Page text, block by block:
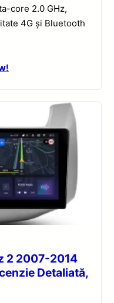
core 2.0 GHz,
4G și Bluetooth
2 2007-2014
Detaliată,